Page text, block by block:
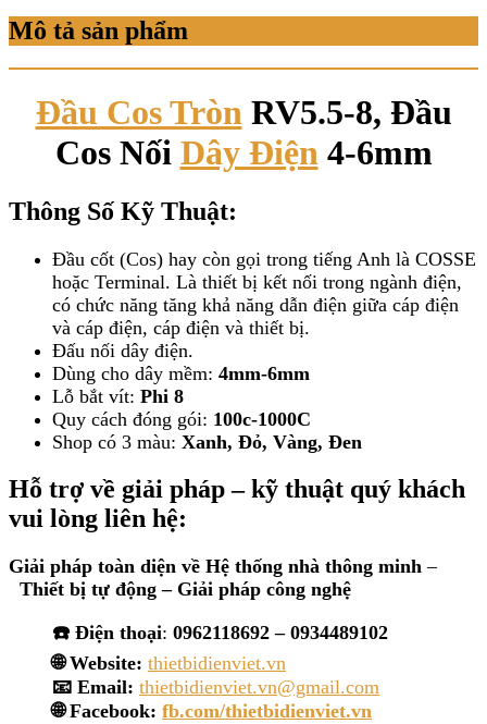
Mô tả sản phẩm
Đầu Cos Tròn RV5.5-8, Đầu
Cos Nối Dây Điện 4-6mm
Thông Số Kỹ Thuật:
Đầu cốt (Cos) hay còn gọi trong tiếng Anh là COSSE
hoặc Terminal. Là thiết bị kết nối trong ngành điện,
có chức năng tăng khả năng dẫn điện giữa cáp điện
và cáp điện, cáp điện và thiết bị.
Đấu nối dây điện.
Dùng cho dây mềm: 4mm-6mm
Lỗ bắt vít: Phi 8
Quy cách đóng gói: 100c-1000C
Shop có 3 màu: Xanh, Đỏ, Vàng, Đen
Hỗ trợ về giải pháp – kỹ thuật quý khách
vui lòng liên hệ:
Giải pháp toàn diện về Hệ thống nhà thông minh –
Thiết bị tự động – Giải pháp công nghệ
☎️ Điện thoại: 0962118692 – 0934489102
🌐 Website: thietbidienviet.vn
📧 Email: thietbidienviet.vn@gmail.com
🌐 Facebook: fb.com/thietbidienviet.vn